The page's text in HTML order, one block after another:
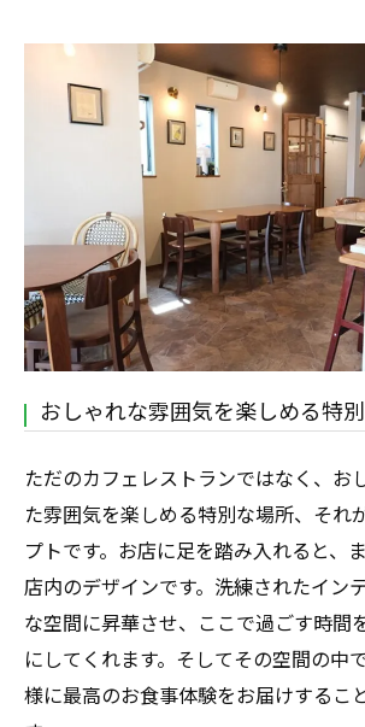
おしゃれな雰囲気を楽しめる特
ただのカフェレストランではなく、お
た雰囲気を楽しめる特別な場所、それ
プトです。お店に足を踏み入れると、
店内のデザインです。洗練されたイン
な空間に昇華させ、ここで過ごす時間
にしてくれます。そしてその空間の中
様に最高のお食事体験をお届けするこ